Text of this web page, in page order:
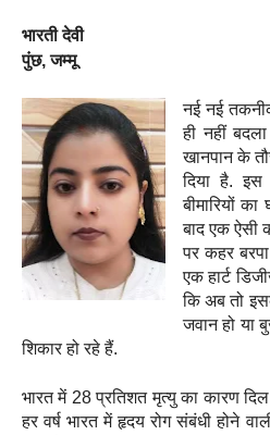
भारती देवी
पुंछ, जम्मू
नई नई
ही नहीं
खानपान के
दिया है.
बीमारियों
बाद एक ऐसी
पर कहर
एक हार्ट
कि अब तो
जवान हो या
शिकार हो रहे हैं.
भारत में 28 प्रतिशत मृत्यु का कारण दिल
हर वर्ष भारत में हृदय रोग संबंधी होने